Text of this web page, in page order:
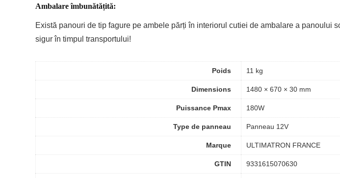
Ambalare îmbunătățită:
Există panouri de tip fagure pe ambele părți în interiorul cutiei de ambalare a panoului
sigur în timpul transportului!
Poids 11 kg
Dimensions 1480 × 670 × 30 mm
Puissance Pmax 180W
Type de panneau Panneau 12V
Marque ULTIMATRON FRANCE
GTIN 9331615070630